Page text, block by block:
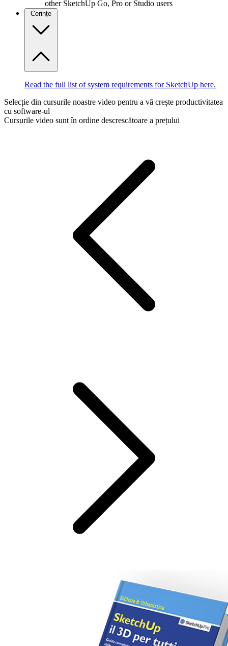
other SketchUp Go, Pro or Studio users
Cerințe
Read the full list of system requirements for SketchUp here.
Selecție din cursurile noastre video pentru a vă crește productivitatea
cu software-ul
Cursurile video sunt în ordine descrescătoare a prețului